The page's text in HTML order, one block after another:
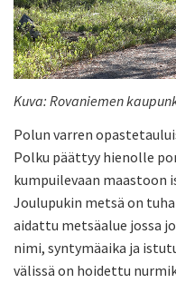
Kuva: Rovaniemen
Polun varren
Polku päättyy hienolle
kumpuilevaan maastoon
Joulupukin metsä on
aidattu metsäalue jossa
nimi, syntymäaika ja
välissä on hoidettu